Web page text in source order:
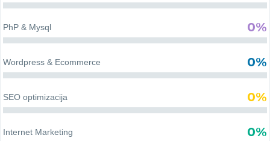
PhP & Mysql 0%
Wordpress & Ecommerce 0%
SEO optimizacija 0%
Internet Marketing 0%